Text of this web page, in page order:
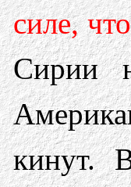
силе,
Сирии
кинут.